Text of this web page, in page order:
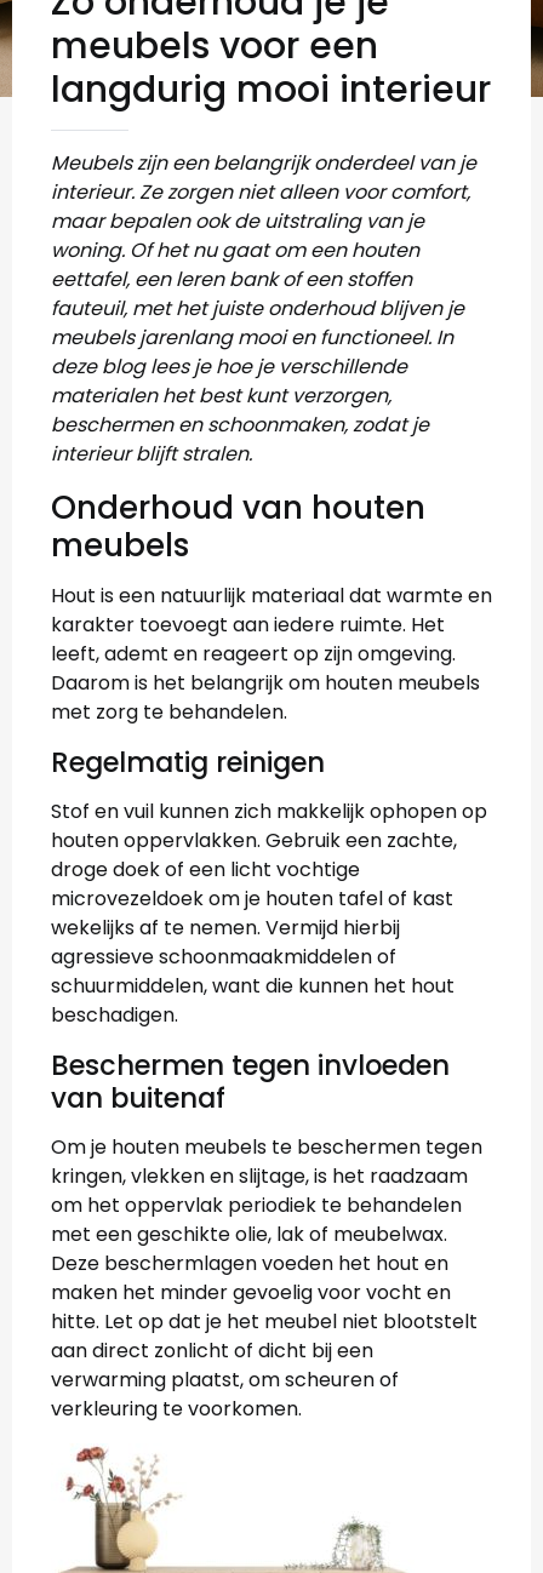
meubels voor een
langdurig mooi interieur
Meubels zijn een belangrijk onderdeel van je
interieur. Ze zorgen niet alleen voor comfort,
maar bepalen ook de uitstraling van je
woning. Of het nu gaat om een houten
eettafel, een leren bank of een stoffen
fauteuil, met het juiste onderhoud blijven je
meubels jarenlang mooi en functioneel. In
deze blog lees je hoe je verschillende
materialen het best kunt verzorgen,
beschermen en schoonmaken, zodat je
interieur blijft stralen.
Onderhoud van houten
meubels
Hout is een natuurlijk materiaal dat warmte en
karakter toevoegt aan iedere ruimte. Het
leeft, ademt en reageert op zijn omgeving.
Daarom is het belangrijk om houten meubels
met zorg te behandelen.
Regelmatig reinigen
Stof en vuil kunnen zich makkelijk ophopen op
houten oppervlakken. Gebruik een zachte,
droge doek of een licht vochtige
microvezeldoek om je houten tafel of kast
wekelijks af te nemen. Vermijd hierbij
agressieve schoonmaakmiddelen of
schuurmiddelen, want die kunnen het hout
beschadigen.
Beschermen tegen invloeden
van buitenaf
Om je houten meubels te beschermen tegen
kringen, vlekken en slijtage, is het raadzaam
om het oppervlak periodiek te behandelen
met een geschikte olie, lak of meubelwax.
Deze beschermlagen voeden het hout en
maken het minder gevoelig voor vocht en
hitte. Let op dat je het meubel niet blootstelt
aan direct zonlicht of dicht bij een
verwarming plaatst, om scheuren of
verkleuring te voorkomen.